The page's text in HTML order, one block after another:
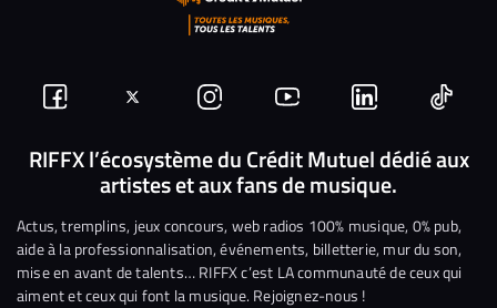
Suivez-
nous
Facebook
Suivez-
nous
sur
Twitter
Nous
rejoindre
sur
Instagram
Nous
rejoindre
sur
YouTube
Nous
rejoindre
sur
Linkedin
Nous
RIFFX l’écosystème du Crédit Mutuel dédié aux
artistes et aux fans de musique.
Actus, tremplins, jeux concours, web radios 100% musique, 0% pub,
aide à la professionnalisation, événements, billetterie, mur du son,
mise en avant de talents… RIFFX c’est LA communauté de ceux qui
aiment et ceux qui font la musique. Rejoignez-nous !